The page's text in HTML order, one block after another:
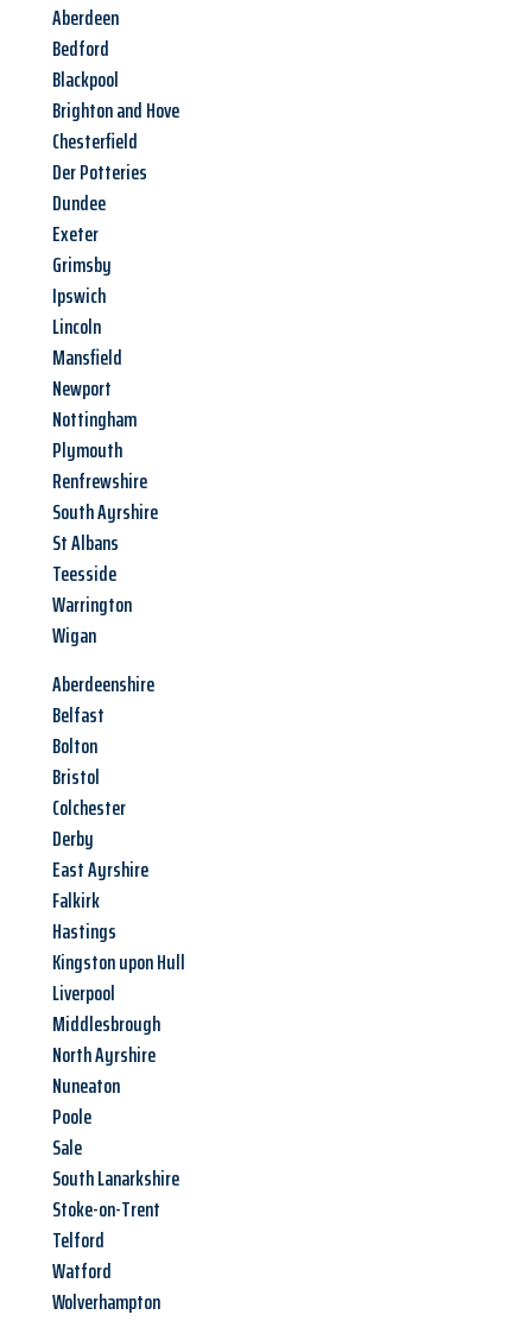
Aberdeen
Bedford
Blackpool
Brighton and Hove
Chesterfield
Der Potteries
Dundee
Exeter
Grimsby
Ipswich
Lincoln
Mansfield
Newport
Nottingham
Plymouth
Renfrewshire
South Ayrshire
St Albans
Teesside
Warrington
Wigan
Aberdeenshire
Belfast
Bolton
Bristol
Colchester
Derby
East Ayrshire
Falkirk
Hastings
Kingston upon Hull
Liverpool
Middlesbrough
North Ayrshire
Nuneaton
Poole
Sale
South Lanarkshire
Stoke-on-Trent
Telford
Watford
Wolverhampton